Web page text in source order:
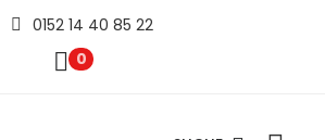
0152 14 40 85 22
0